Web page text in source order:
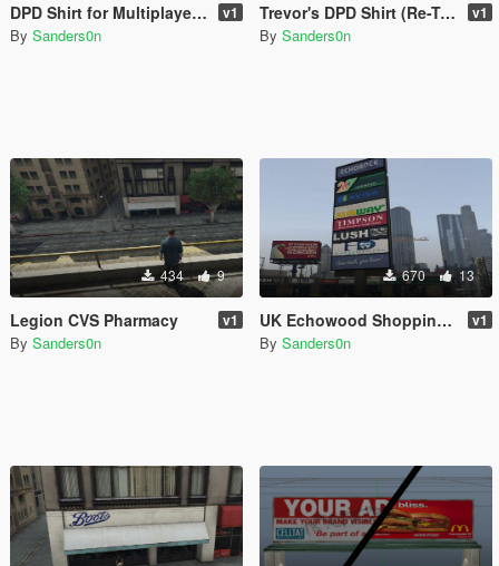
DPD Shirt for Multiplayer Ped v1
By Sanders0n
Trevor's DPD Shirt (Re-Texture) v1
By Sanders0n
434 9
Legion CVS Pharmacy v1
By Sanders0n
670 13
UK Echowood Shopping Plaza v1
By Sanders0n